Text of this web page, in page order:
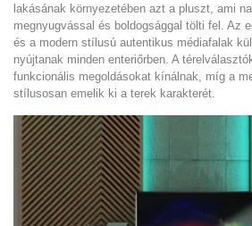
lakásának környezetében azt a pluszt, ami
megnyugvással és boldogsággal tölti fel. Az
és a modern stílusú autentikus médiafalak
nyújtanak minden enteriőrben. A
funkcionális megoldásokat kínálnak, míg a
stílusosan emelik ki a terek karakterét.